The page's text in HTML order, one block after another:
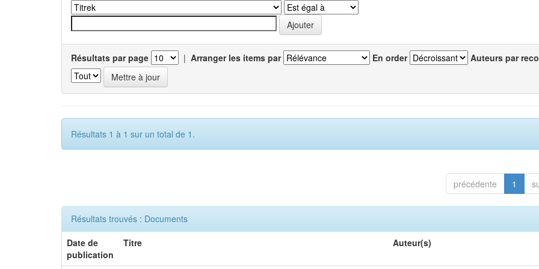
Résultats par page | Arranger les items par En order Auteurs par
Résultats 1 à 1 sur un total de 1.
précédente 1
Résultats trouvés : Documents
Date de
publication
Titre Auteur(s)